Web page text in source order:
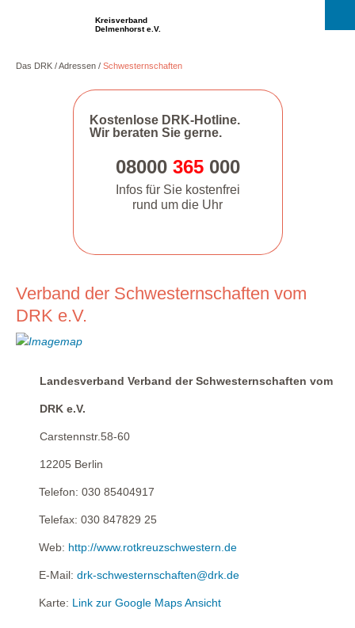
Kreisverband
Delmenhorst e.V.
Das DRK Adressen Schwesternschaften
Kostenlose DRK-Hotline.
Wir beraten Sie gerne.
08000 365000
Infos für Sie kostenfrei
rund um die Uhr
Verband der Schwesternschaften vom
DRK e.V.
Landesverband Verband der Schwesternschaften vom
DRK e.V.
Carstennstr.58-60
12205 Berlin
Telefon: 030 85404917
Telefax: 030 847829 25
Web: http://www.rotkreuzschwestern.de
E-Mail: drk-schwesternschaften@drk.de
Karte: Link zur Google Maps Ansicht